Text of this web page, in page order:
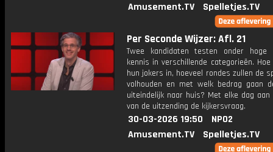
Amusement.TV
Spelletjes.TV
Per Seconde Wijzer: Afl. 21
Twee kandidaten testen onder hoge
kennis in verschillende categorieën.
hun jokers in, hoeveel rondes zullen de
volhouden en met welk bedrag gaan
uiteindelijk naar huis? Met elke dag
van de uitzending de kijkersvraag.
30-03-2026 19:50
NPO2
Amusement.TV
Spelletjes.TV